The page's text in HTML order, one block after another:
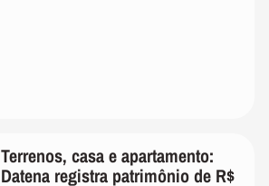
Terrenos, casa e apartamento:
Datena registra patrimônio de R$